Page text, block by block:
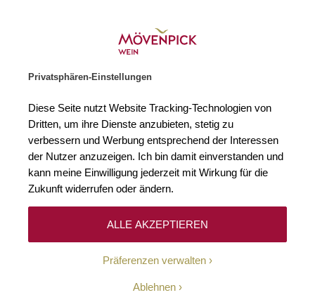
Privatsphären-Einstellungen
Diese Seite nutzt Website Tracking-Technologien von
Dritten, um ihre Dienste anzubieten, stetig zu
verbessern und Werbung entsprechend der Interessen
der Nutzer anzuzeigen. Ich bin damit einverstanden und
kann meine Einwilligung jederzeit mit Wirkung für die
Zukunft widerrufen oder ändern.
Präferenzen verwalten
Ablehnen
ALLE AKZEPTIEREN
Keine Ergebnisse
10-Euro-Willkommens-